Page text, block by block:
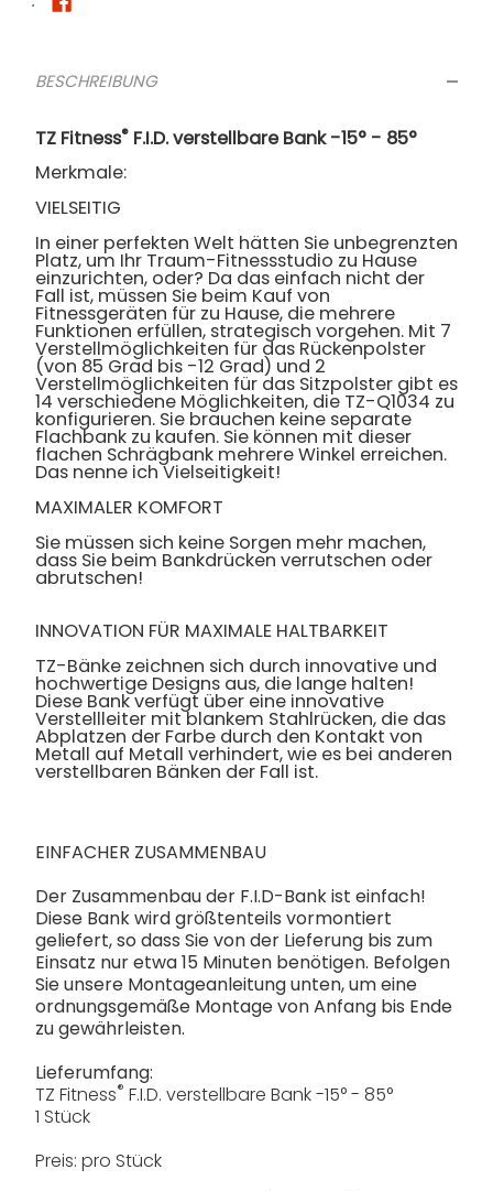
BESCHREIBUNG
TZ Fitness® F.I.D. verstellbare Bank -15° - 85°
Merkmale:
VIELSEITIG
In einer perfekten Welt hätten Sie unbegrenzten
Platz, um Ihr Traum-Fitnessstudio zu Hause
einzurichten, oder? Da das einfach nicht der
Fall ist, müssen Sie beim Kauf von
Fitnessgeräten für zu Hause, die mehrere
Funktionen erfüllen, strategisch vorgehen. Mit 7
Verstellmöglichkeiten für das Rückenpolster
(von 85 Grad bis -12 Grad) und 2
Verstellmöglichkeiten für das Sitzpolster gibt es
14 verschiedene Möglichkeiten, die TZ-Q1034 zu
konfigurieren. Sie brauchen keine separate
Flachbank zu kaufen. Sie können mit dieser
flachen Schrägbank mehrere Winkel erreichen.
Das nenne ich Vielseitigkeit!
MAXIMALER KOMFORT
Sie müssen sich keine Sorgen mehr machen,
dass Sie beim Bankdrücken verrutschen oder
abrutschen!
INNOVATION FÜR MAXIMALE HALTBARKEIT
TZ-Bänke zeichnen sich durch innovative und
hochwertige Designs aus, die lange halten!
Diese Bank verfügt über eine innovative
Verstellleiter mit blankem Stahlrücken, die das
Abplatzen der Farbe durch den Kontakt von
Metall auf Metall verhindert, wie es bei anderen
verstellbaren Bänken der Fall ist.
EINFACHER ZUSAMMENBAU
Der Zusammenbau der F.I.D-Bank ist einfach!
Diese Bank wird größtenteils vormontiert
geliefert, so dass Sie von der Lieferung bis zum
Einsatz nur etwa 15 Minuten benötigen. Befolgen
Sie unsere Montageanleitung unten, um eine
ordnungsgemäße Montage von Anfang bis Ende
zu gewährleisten.
Lieferumfang:
TZ Fitness® F.I.D. verstellbare Bank -15° - 85°
1 Stück
Preis: pro Stück